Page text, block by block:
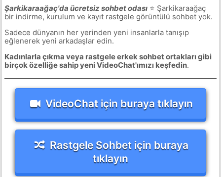
Şarkikaraağaç'da ücretsiz sohbet odası⭐ Şarkikaraağaç
bir indirme, kurulum ve kayıt rastgele görüntülü sohbet yok.
Sadece dünyanın her yerinden yeni insanlarla tanışıp
eğlenerek yeni arkadaşlar edin.
Kadınlarla çıkma veya rastgele erkek sohbet ortakları gibi
birçok özelliğe sahip yeni VideoChat'ımızı keşfedin.
VideoChat için buraya tıklayın
Rastgele Sohbet için buraya
tıklayın